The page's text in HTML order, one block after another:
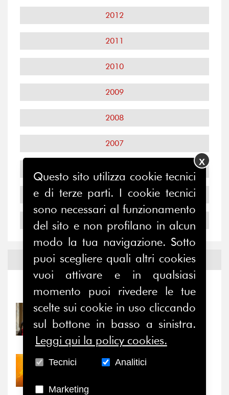
2012
2011
2010
2009
2008
2007
2005
Notizie edEventi
Notizie -Eventi
31/07/2026
Prima della pausa estiva,
il valore di...
30/07/2026
“grande cecità”: la...
Questo sito utilizza cookie tecnici
e di terze parti. I cookie tecnici
sono necessari al funzionamento
del sito e non profilano in alcun
modo la tua navigazione. Sotto
puoi scegliere quali altri cookies
vuoi attivare e in qualsiasi
momento puoi rivedere le tue
scelte sui cookie in uso cliccando
sul bottone in basso a sinistra.
Leggi qui la policy cookies.
Tecnici Analitici
Marketing
X